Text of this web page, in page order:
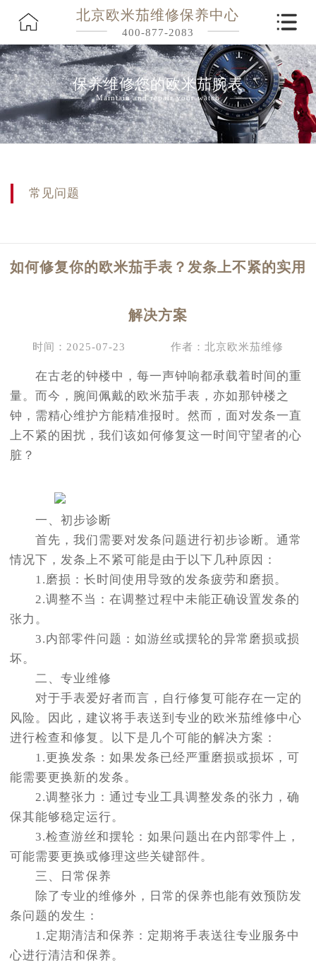
北京欧米茄维修保养中心
400-877-2083
保养维修您的欧米茄腕表
Maintain and repair your watch
常见问题
如何修复你的欧米茄手表？发条上不紧的实用
解决方案
时间：2025-07-23 作者：北京欧米茄维修
在古老的钟楼中，每一声钟响都承载着时间的重
量。而今，腕间佩戴的欧米茄手表，亦如那钟楼之
钟，需精心维护方能精准报时。然而，面对发条一直
上不紧的困扰，我们该如何修复这一时间守望者的心
脏？
一、初步诊断
首先，我们需要对发条问题进行初步诊断。通常
情况下，发条上不紧可能是由于以下几种原因：
1.磨损：长时间使用导致的发条疲劳和磨损。
2.调整不当：在调整过程中未能正确设置发条的
张力。
3.内部零件问题：如游丝或摆轮的异常磨损或损
坏。
二、专业维修
对于手表爱好者而言，自行修复可能存在一定的
风险。因此，建议将手表送到专业的欧米茄维修中心
进行检查和修复。以下是几个可能的解决方案：
1.更换发条：如果发条已经严重磨损或损坏，可
能需要更换新的发条。
2.调整张力：通过专业工具调整发条的张力，确
保其能够稳定运行。
3.检查游丝和摆轮：如果问题出在内部零件上，
可能需要更换或修理这些关键部件。
三、日常保养
除了专业的维修外，日常的保养也能有效预防发
条问题的发生：
1.定期清洁和保养：定期将手表送往专业服务中
心进行清洁和保养。